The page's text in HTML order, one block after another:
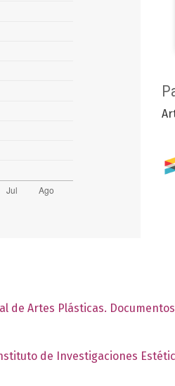
de Artes Plásticas.
de Investigaciones